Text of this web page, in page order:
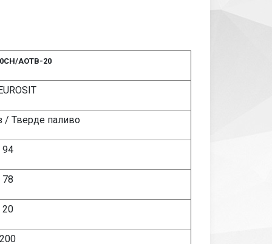
АОТВ-20
/ Тверде паливо
94
78
20
200